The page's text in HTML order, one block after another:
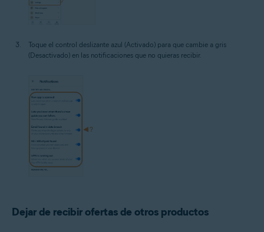
Toque el control deslizante azul (Activado) para que cambie a gris
(Desactivado) en las notificaciones que no quieras recibir.
Dejar de recibir ofertas de otros productos